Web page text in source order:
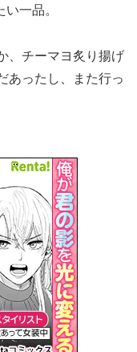
一品。
、チーマヨ炙り揚げ
あったし、また行っ